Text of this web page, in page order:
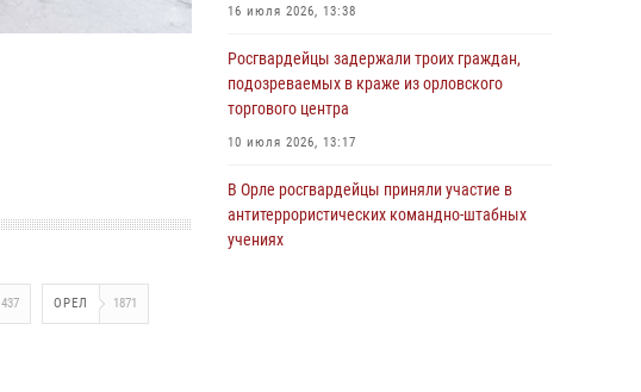
437 ОРЕЛ 1871
30 июля 2026, 14:27
Росгвардейцы проверили
антитеррористическую защищённость
детских лагерей «Мечта» и «Лесной»
30 июля 2026, 14:22
16 июля 2026, 13:38
Росгвардейцы задержали троих граждан,
подозреваемых в краже из орловского
торгового центра
10 июля 2026, 13:17
В Орле росгвардейцы приняли участие в
антитеррористических командно-штабных
учениях